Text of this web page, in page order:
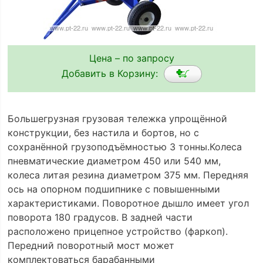
Цена – по запросу
Добавить в Корзину:
Большегрузная грузовая тележка упрощённой
конструкции, без настила и бортов, но с
сохранённой грузоподъёмностью 3 тонны.Колеса
пневматические диаметром 450 или 540 мм,
колеса литая резина диаметром 375 мм. Передняя
ось на опорном подшипнике с повышенными
характеристиками. Поворотное дышло имеет угол
поворота 180 градусов. В задней части
расположено прицепное устройство (фаркоп).
Передний поворотный мост может
комплектоваться барабанными